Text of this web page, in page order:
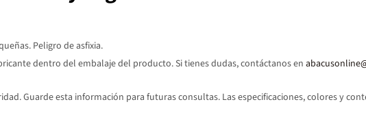
Peligro de asfixia.
dentro del embalaje del producto. Si tienes dudas, contáctanos en
Guarde esta información para futuras consultas. Las especificaciones, colores y